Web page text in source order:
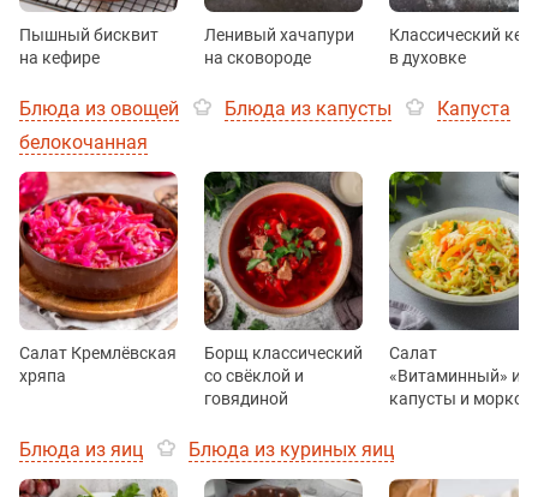
Пышный бисквит
на кефире
Ленивый хачапури
на сковороде
Классический
в духовке
Блюда из овощей Блюда из капусты
Капуста
белокочанная
Салат Кремлёвская
хряпа
Борщ классический
со свёклой и
говядиной
Салат
«Витаминный» из
капусты и
Блюда из яиц Блюда из куриных яиц